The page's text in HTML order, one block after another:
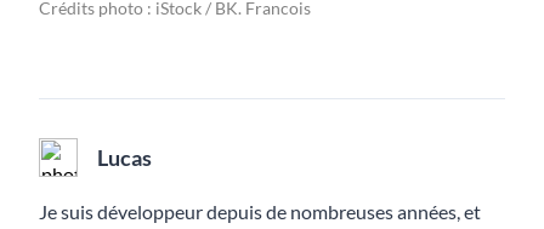
Crédits photo : iStock / BK. Francois
Lucas
Je suis développeur depuis de nombreuses années, et